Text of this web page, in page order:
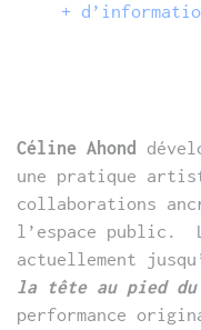
+
Céline Ahond
une pratique
collaborations
l’espace public.
actuellement
la tête au pied du
performance